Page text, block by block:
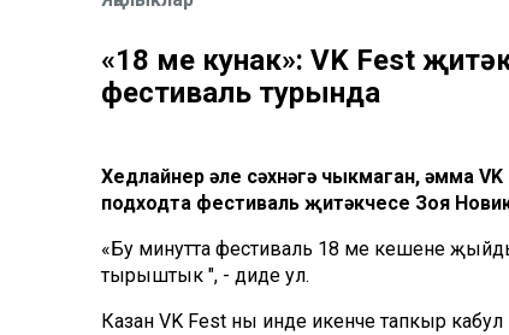
«18 мең кунак»: VK Fest
фестиваль турында
Хедлайнер әле сәхнәгә чыкмаган, әмма
подходта фестиваль җитәкчесе Зоя
«Бу минутта фестиваль 18 мең кешене
тырыштык ", - диде ул.
Казан VK Fest ны инде икенче тапкыр